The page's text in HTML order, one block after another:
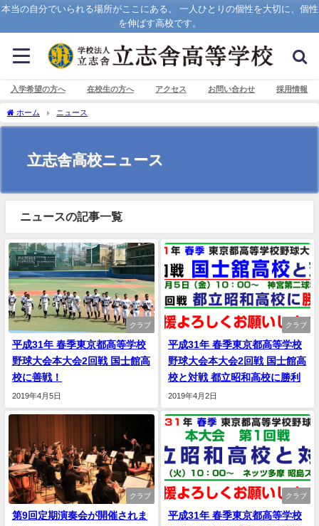
本当の自分でいられる場所がここにある。 一人ひとりの個性を大切に、個性
を伸ばす高校です。
入学希望の方へ 在校生の方へ アクセス お問い合わせ 採用情報
ホーム ニュース
立志舎高校ニュース
ニュースの記事一覧
クラブ
平成31年 春季東京都高等学校
野球大会本大会2回戦 国士館高
校に善戦！
2019年4月5日
クラブ
平成31年 春季東京都高等学校
野球大会本大会2回戦 国士館高
校と対戦 都立昭和高校に勝利
2019年4月2日
クラブ
第9回定期演奏会が開催されま
クラブ
平成31年 春季東京都高等学校